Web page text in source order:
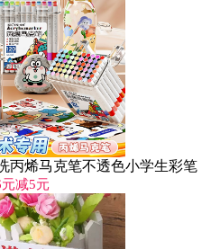
丙烯马克笔不透色小学生彩笔
减5元